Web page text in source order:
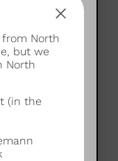
North
but we
North
(in the